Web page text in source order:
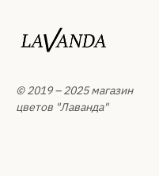
© 2019 – 2025 магазин
цветов "Лаванда"